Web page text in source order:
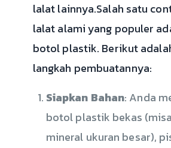
lalat lainnya.Salah satu
lalat alami yang populer
botol plastik. Berikut
langkah pembuatannya:
Siapkan Bahan: Anda
botol plastik bekas
mineral ukuran besar),